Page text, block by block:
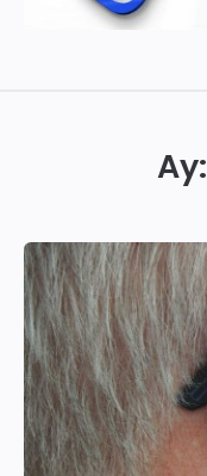
Cihazı
Teknik
Servis
Ay: